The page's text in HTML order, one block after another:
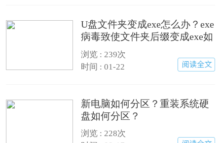
U盘文件夹变成exe怎么办？exe
病毒致使文件夹后缀变成exe如
何恢复？
浏览 : 239次
时间 : 01-22
新电脑如何分区？重装系统硬
盘如何分区？
浏览 : 228次